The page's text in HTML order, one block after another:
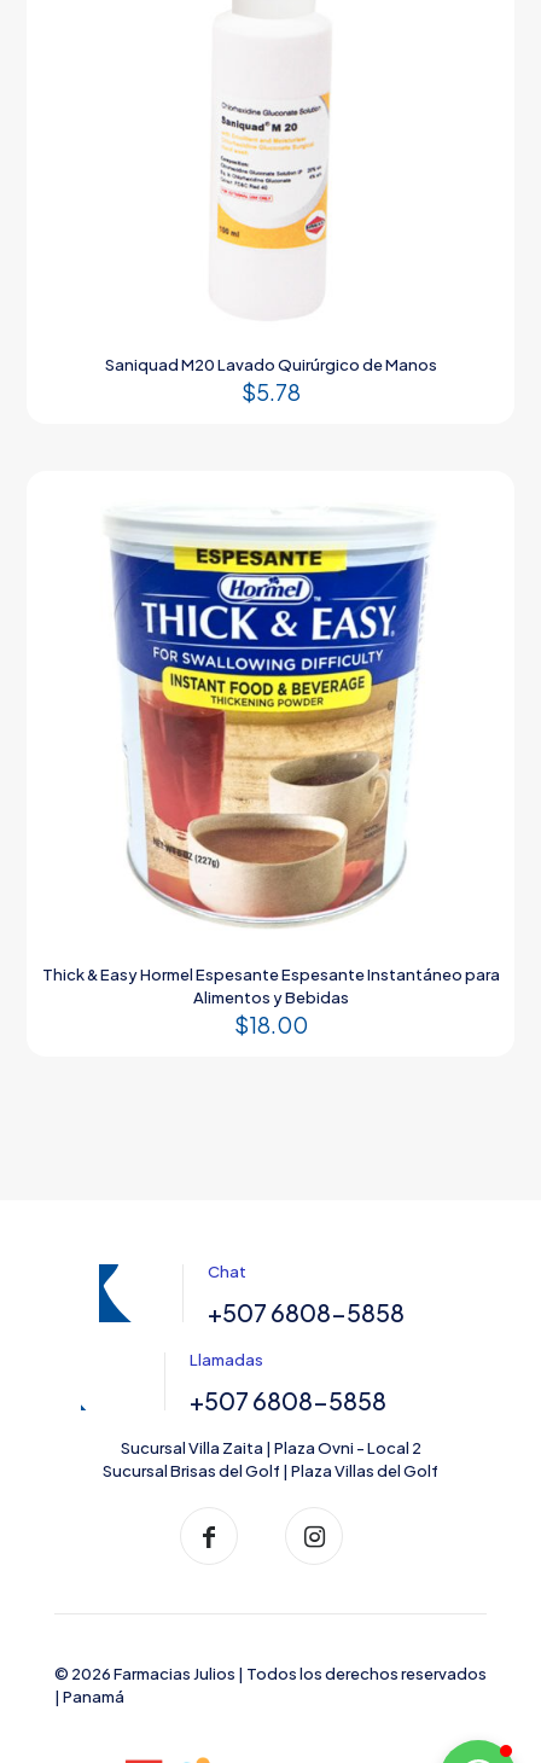
Saniquad M20 Lavado Quirúrgico de Manos
$5.78
Thick & Easy Hormel Espesante Espesante Instantáneo para
Alimentos y Bebidas
$18.00
Chat
+507 6808-5858
Llamadas
+507 6808-5858
Sucursal Villa Zaita | Plaza Ovni - Local 2
Sucursal Brisas del Golf | Plaza Villas del Golf
© 2026 Farmacias Julios | Todos los derechos reservados
| Panamá